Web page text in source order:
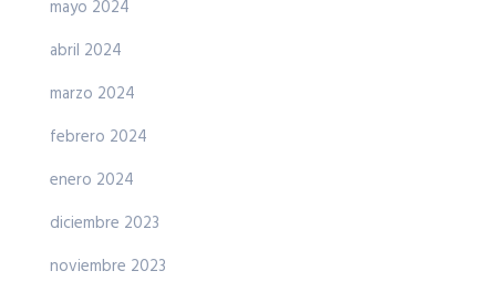
mayo 2024
abril 2024
marzo 2024
febrero 2024
enero 2024
diciembre 2023
noviembre 2023